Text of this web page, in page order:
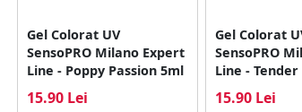
Gel Colorat UV
SensoPRO Milano Expert
Line - Poppy Passion 5ml
15.90 Lei
Gel Colorat
SensoPRO
Line -
15.90 Lei